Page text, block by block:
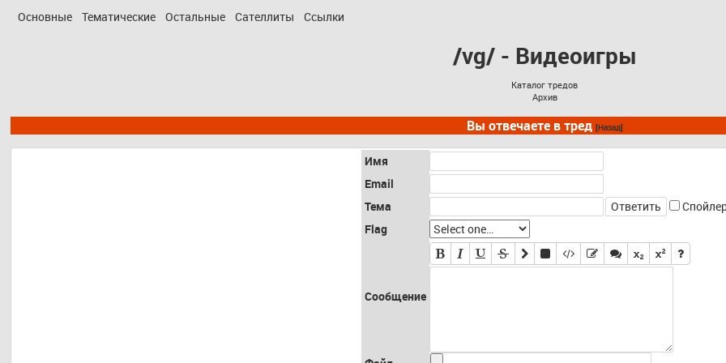
Основные Тематические Остальные Сателлиты Ссылки
/vg/ - Видеоигры
Каталог тредов
Архив
Вы отвечаете в тред [Назад]
Имя
Email
Тема
Flag
Сообщение